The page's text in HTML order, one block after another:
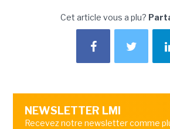
Cet article vous a plu?
NEWSLETTER LMI
Recevez notre newsletter comme